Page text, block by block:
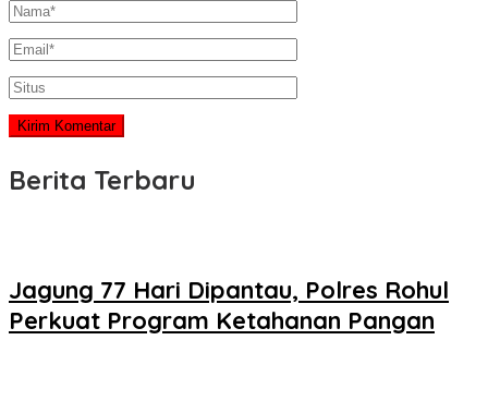
Berita Terbaru
Jagung 77 Hari Dipantau, Polres Rohul
Perkuat Program Ketahanan Pangan